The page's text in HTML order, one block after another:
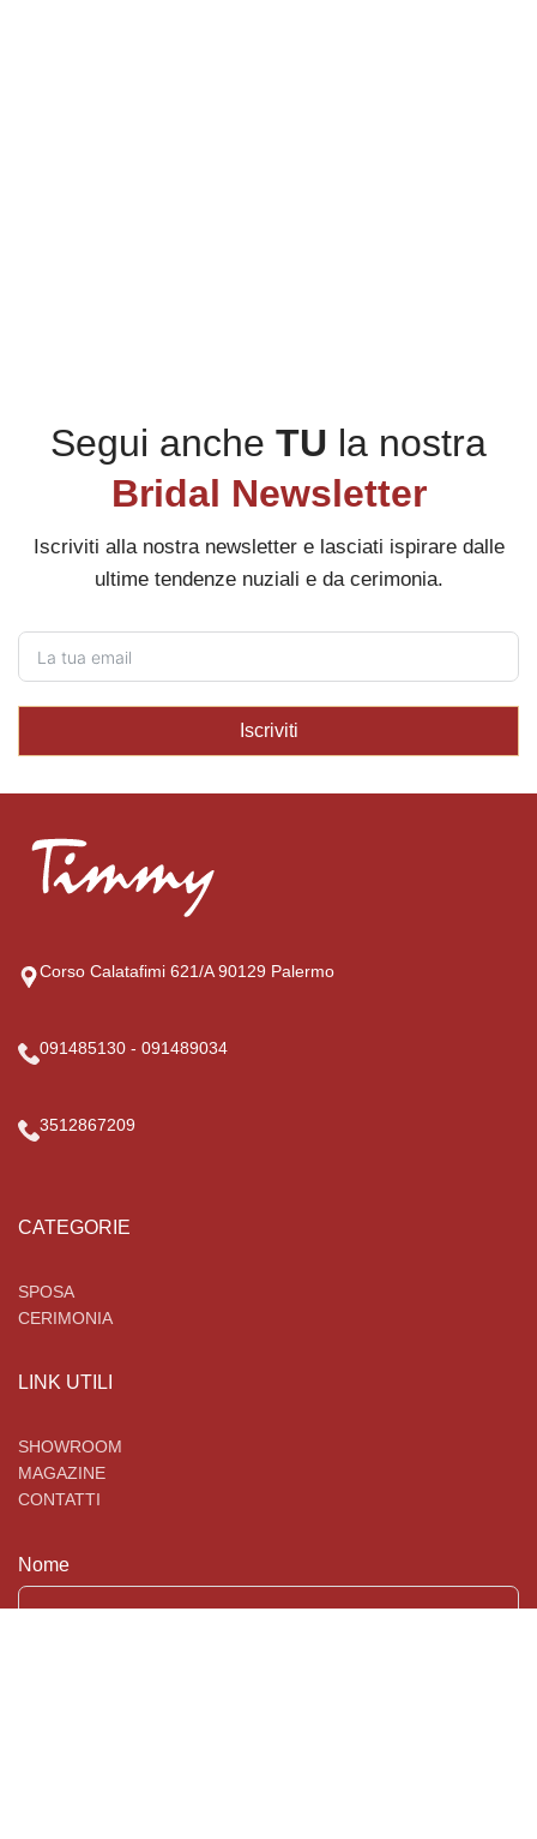
Segui anche TU la nostra
Bridal Newsletter
Iscriviti alla nostra newsletter e lasciati ispirare dalle
ultime tendenze nuziali e da cerimonia.
Iscriviti
Corso Calatafimi 621/A 90129 Palermo
091485130 - 091489034
3512867209
CATEGORIE
SPOSA
CERIMONIA
LINK UTILI
SHOWROOM
MAGAZINE
CONTATTI
Nome